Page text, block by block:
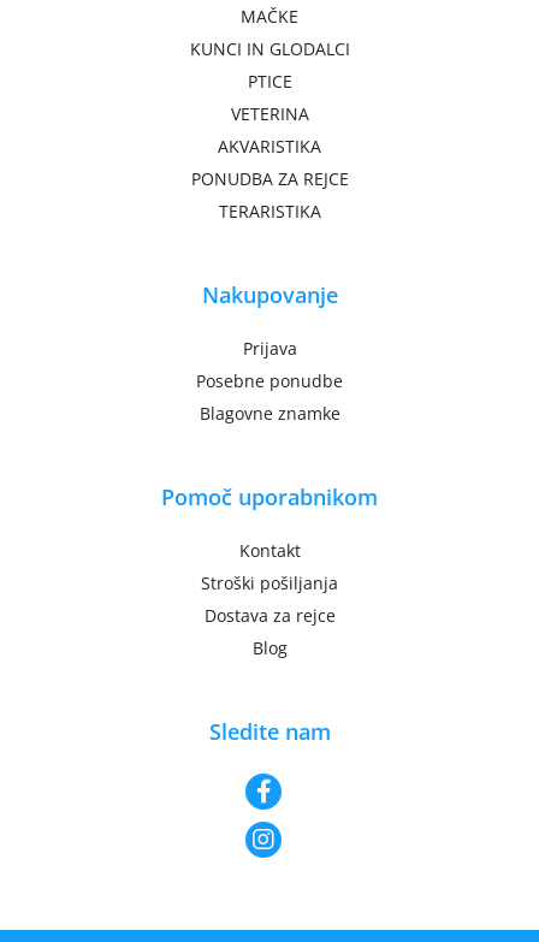
MAČKE
KUNCI IN GLODALCI
PTICE
VETERINA
AKVARISTIKA
PONUDBA ZA REJCE
TERARISTIKA
Nakupovanje
Prijava
Posebne ponudbe
Blagovne znamke
Pomoč uporabnikom
Kontakt
Stroški pošiljanja
Dostava za rejce
Blog
Sledite nam